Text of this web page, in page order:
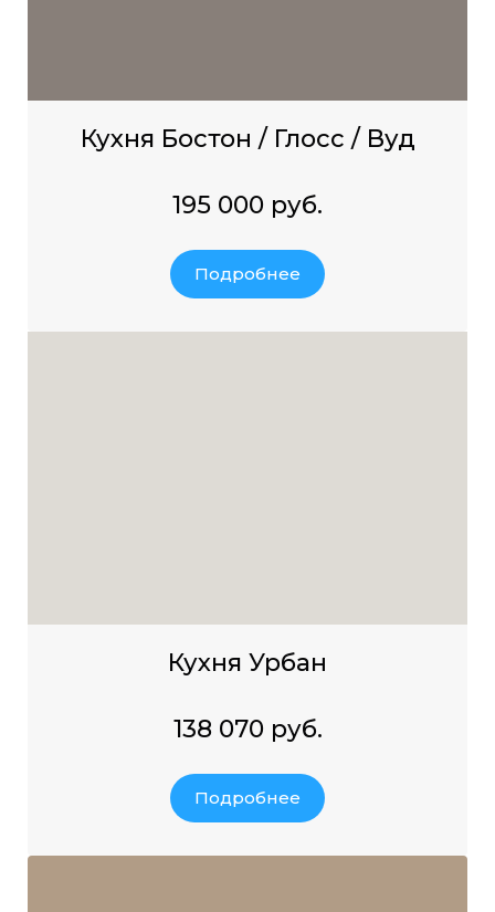
Кухня Бостон / Глосс / Вуд
195 000 руб.
Подробнее
Кухня Урбан
138 070 руб.
Подробнее